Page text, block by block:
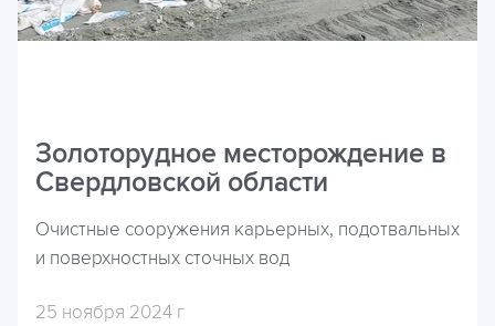
Золоторудное месторождение в
Свердловской области
Очистные сооружения карьерных, подотвальных
и поверхностных сточных вод
25 ноября 2024 г